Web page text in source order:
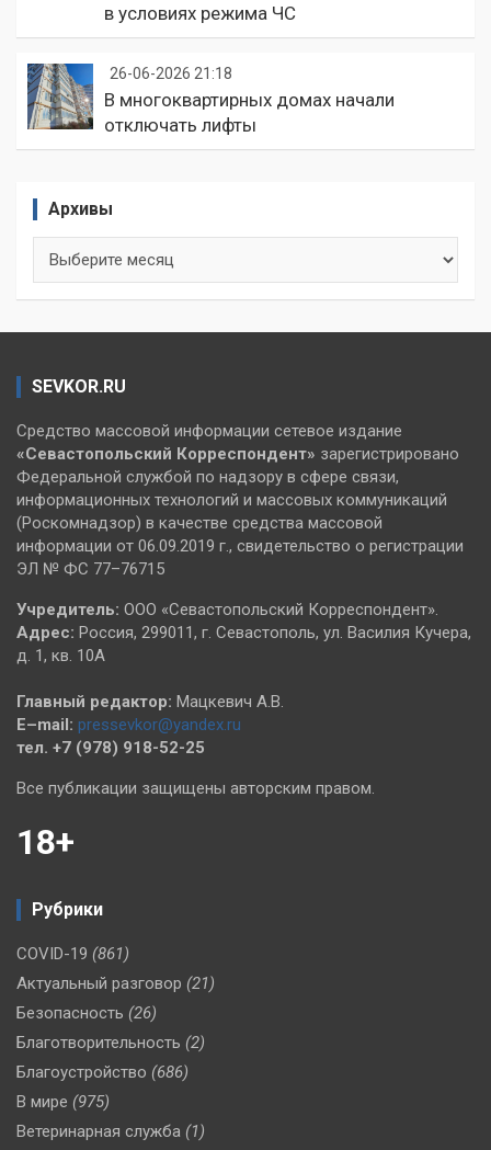
в условиях режима ЧС
26-06-2026 21:18
В многоквартирных домах начали
отключать лифты
Архивы
SEVKOR.RU
Средство массовой информации сетевое издание
«Севастопольский Корреспондент» зарегистрировано
Федеральной службой по надзору в сфере связи,
информационных технологий и массовых коммуникаций
(Роскомнадзор) в качестве средства массовой
информации от 06.09.2019 г., свидетельство о регистрации
ЭЛ № ФС 77–76715
Учредитель: ООО «Севастопольский Корреспондент».
Адрес: Россия, 299011, г. Севастополь, ул. Василия Кучера,
д. 1, кв. 10А
Главный редактор: Мацкевич А.В.
E–mail: pressevkor@yandex.ru
тел. +7 (978) 918-52-25
Все публикации защищены авторским правом.
18+
Рубрики
COVID-19 (861)
Актуальный разговор (21)
Безопасность (26)
Благотворительность (2)
Благоустройство (686)
В мире (975)
Ветеринарная служба (1)